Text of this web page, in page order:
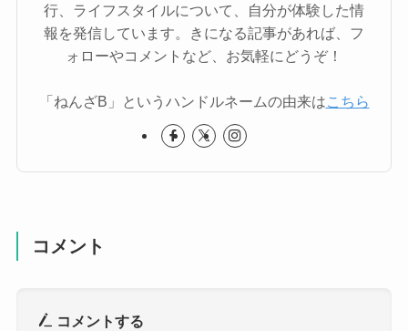
行、ライフスタイルについて、自分が体験した情
報を発信しています。きになる記事があれば、フ
ォローやコメントなど、お気軽にどうぞ！
「ねんざB」というハンドルネームの由来はこちら
コメント
コメントする